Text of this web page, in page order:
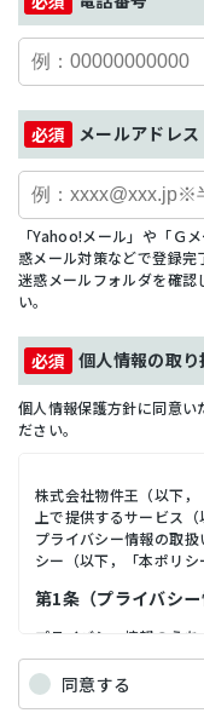
メールアドレス
「Yahoo!メール」や「Ｇ
惑メール対策などで登録完
迷惑メールフォルダを確認
い。
個人情報の取
個人情報保護方針に同意い
ださい。
株式会社物件王（以下
上で提供するサービス
プライバシー情報の取
シー（以下，「本ポリシ
第1条（プライバシー
プライバシー情報のう
「個人情報」を指すも
当該情報に含まれる氏名
の記述等により特定の個
同意する